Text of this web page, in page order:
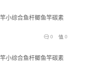
小综合鱼杆鲫鱼竿碳素
0
0
小综合鱼杆鲫鱼竿碳素